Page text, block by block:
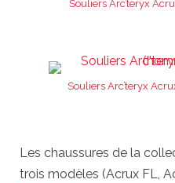
Souliers Arc’teryx
Souliers Arc’teryx
Les chaussures de la
trois modèles (Acrux FL,